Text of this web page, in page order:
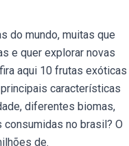
do mundo, muitas que
e quer explorar novas
aqui 10 frutas exóticas
características
diferentes biomas,
no brasil? O
de.